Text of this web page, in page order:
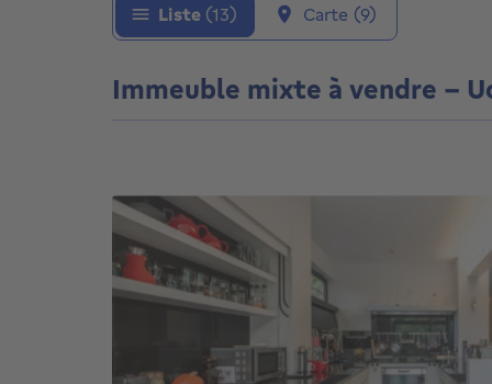
Liste (13) Carte (9)
Immeuble mixte à vendre -